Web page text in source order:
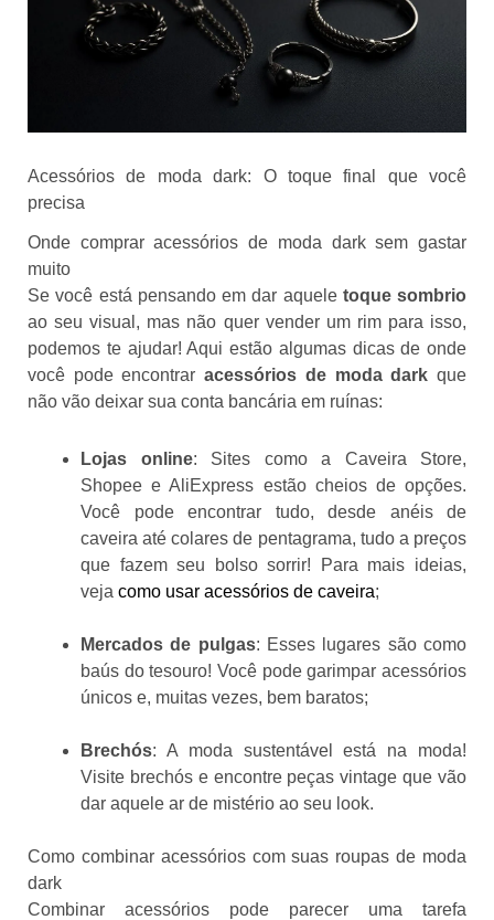
Acessórios de moda dark: O toque final que você
precisa
Onde comprar acessórios de moda dark sem gastar
muito
Se você está pensando em dar aquele toque sombrio
ao seu visual, mas não quer vender um rim para isso,
podemos te ajudar! Aqui estão algumas dicas de onde
você pode encontraracessórios de moda dark que
não vão deixar sua conta bancária em ruínas:
Lojas online: Sites como a Caveira Store,
Shopee e AliExpress estão cheios de opções.
Você pode encontrar tudo, desde anéis de
caveira até colares de pentagrama, tudo a preços
que fazem seu bolso sorrir! Para mais ideias,
veja como usar acessórios de caveira;
Mercados de pulgas: Esses lugares são como
baús do tesouro! Você pode garimpar acessórios
únicos e, muitas vezes, bem baratos;
Brechós: A moda sustentável está na moda!
Visite brechós e encontre peças vintage que vão
dar aquele ar de mistério ao seu look.
Como combinar acessórios com suas roupas de moda
dark
Combinar acessórios pode parecer uma tarefa